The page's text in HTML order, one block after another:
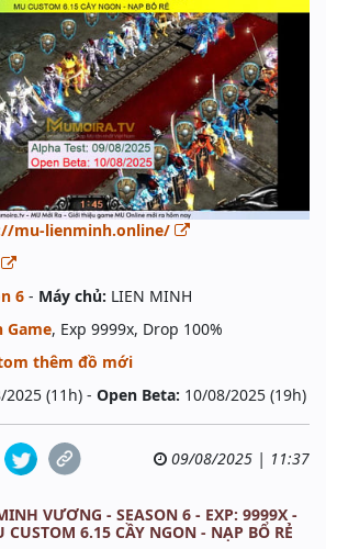
mu-lienminh.online/
6 - Máy chủ: LIEN MINH
Game, Exp 9999x, Drop 100%
thêm đồ mới
2025 (11h) - Open Beta: 10/08/2025 (19h)
09/08/2025 | 11:37
VƯƠNG - SEASON 6 - EXP: 9999X -
CUSTOM 6.15 CẦY NGON - NẠP BỔ RẺ